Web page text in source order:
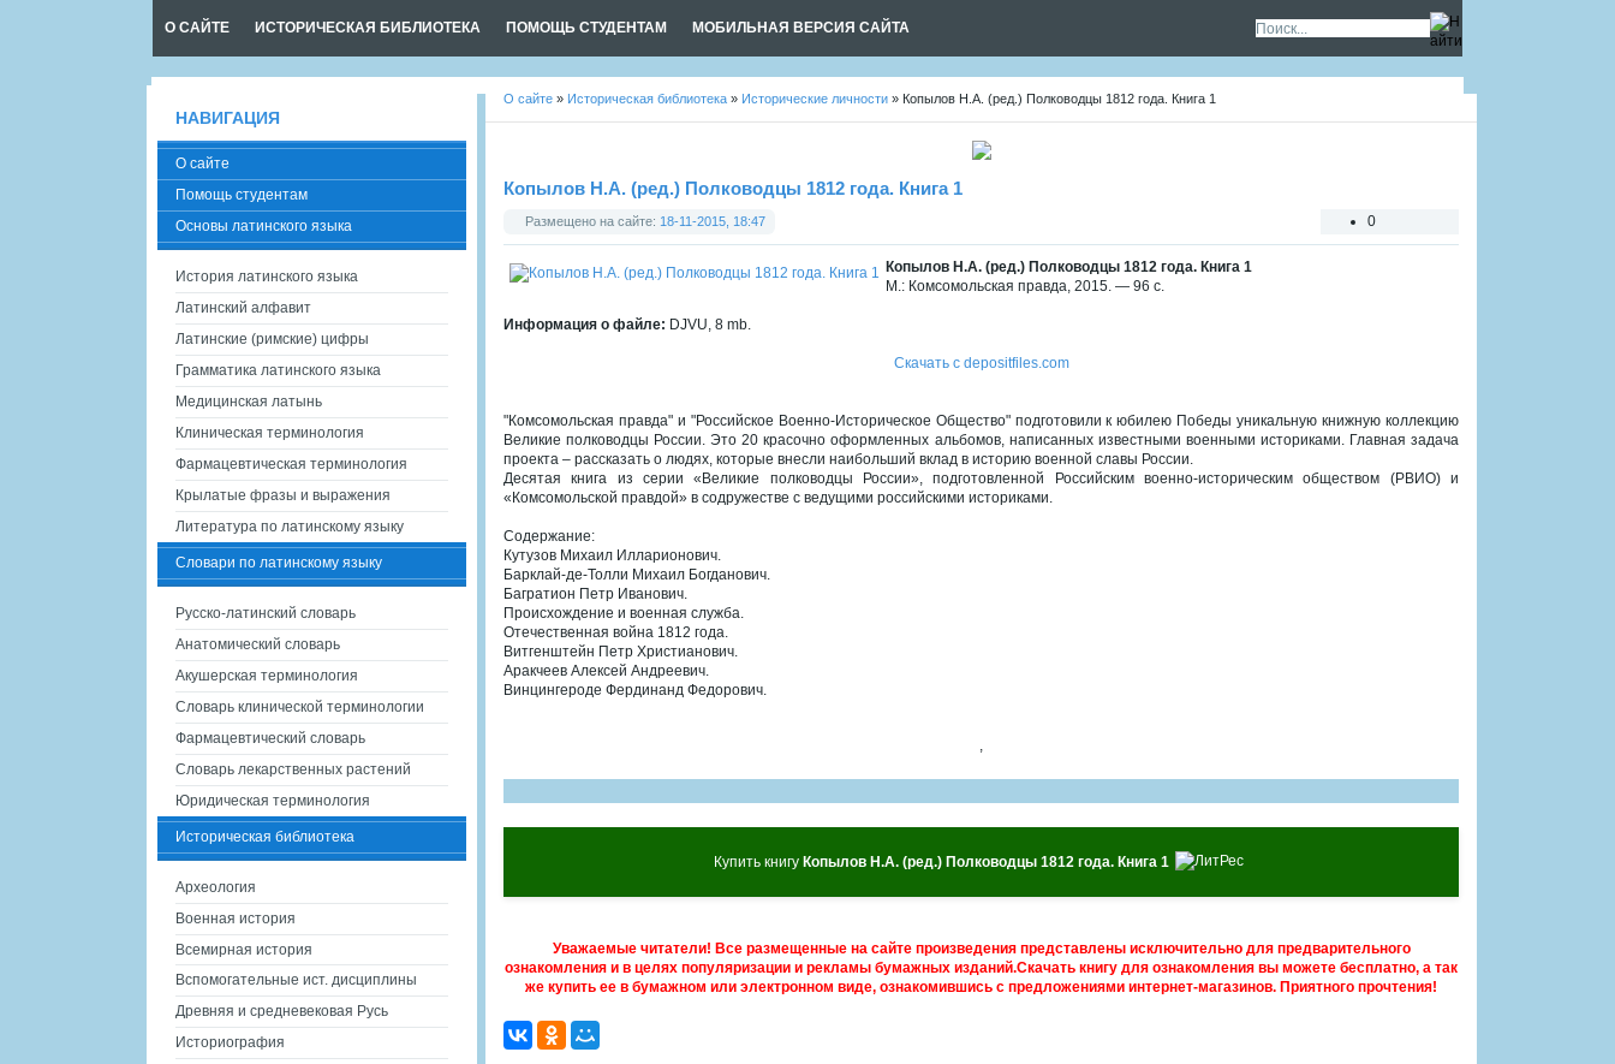
О САЙТЕ ИСТОРИЧЕСКАЯ БИБЛИОТЕКА ПОМОЩЬ СТУДЕНТАМ МОБИЛЬНАЯ ВЕРСИЯ САЙТА
О сайте » Историческая библиотека » Исторические личности » Копылов Н.А. (ред.) Полководцы 1812 года. Книга 1
Копылов Н.А. (ред.) Полководцы 1812 года. Книга 1
Размещено на сайте: 18-11-2015, 18:47 0
Копылов Н.А. (ред.) Полководцы 1812 года. Книга 1
М.: Комсомольская правда, 2015. — 96 с.
Информация о файле: DJVU, 8 mb.
Скачать с depositfiles.com
"Комсомольская правда" и "Российское Военно-Историческое Общество" подготовили к юбилею Победы уникальную книжную коллекцию
Великие полководцы России. Это 20 красочно оформленных альбомов, написанных известными военными историками. Главная задача
проекта – рассказать о людях, которые внесли наибольший вклад в историю военной славы России.
Десятая книга из серии «Великие полководцы России», подготовленной Российским военно-историческим обществом (РВИО) и
«Комсомольской правдой» в содружестве с ведущими российскими историками.
Содержание:
Кутузов Михаил Илларионович.
Барклай-де-Толли Михаил Богданович.
Багратион Петр Иванович.
Происхождение и военная служба.
Отечественная война 1812 года.
Витгенштейн Петр Христианович.
Аракчеев Алексей Андреевич.
Винцингероде Фердинанд Федорович.
,
Купить книгу Копылов Н.А. (ред.) Полководцы 1812 года. Книга 1
Уважаемые читатели! Все размещенные на сайте произведения представлены исключительно для предварительного
ознакомления и в целях популяризации и рекламы бумажных изданий.Скачать книгу для ознакомления вы можете бесплатно, а так
же купить ее в бумажном или электронном виде, ознакомившись с предложениями интернет-магазинов. Приятного прочтения!
НАВИГАЦИЯ
О сайте
Помощь студентам
Основы латинского языка
История латинского языка
Латинский алфавит
Латинские (римские) цифры
Грамматика латинского языка
Медицинская латынь
Клиническая терминология
Фармацевтическая терминология
Крылатые фразы и выражения
Литература по латинскому языку
Словари по латинскому языку
Русско-латинский словарь
Анатомический словарь
Акушерская терминология
Словарь клинической терминологии
Фармацевтический словарь
Словарь лекарственных растений
Юридическая терминология
Историческая библиотека
Археология
Военная история
Всемирная история
Вспомогательные ист. дисциплины
Древняя и средневековая Русь
Историография